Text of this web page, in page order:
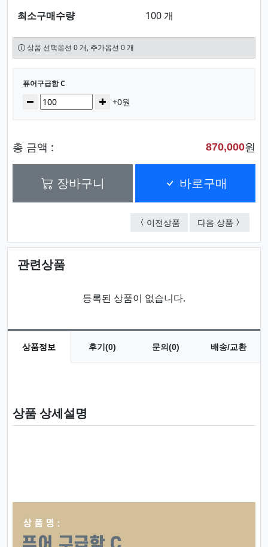
최소구매수량
100 개
상품 선택옵션 0 개, 추가옵션 0 개
선택된 옵션
퓨어구급함 C
수량감소 증가+0원
총 금액 : 870,000원
장바구니 바로구매
이전상품 퓨어구급함 D
다음 상품 퓨어구
관련상품
등록된 상품이 없습니다.
상품정보 후기(0) 문의(0) 배송/교환
상품 상세설명